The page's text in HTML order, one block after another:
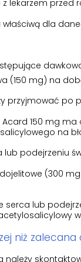
z lekarzem
właściwą dla
(150 mg) na
przyjmować po
150 mg ma
na
lub podejrzeniu
(300
serca lub
niż
należy